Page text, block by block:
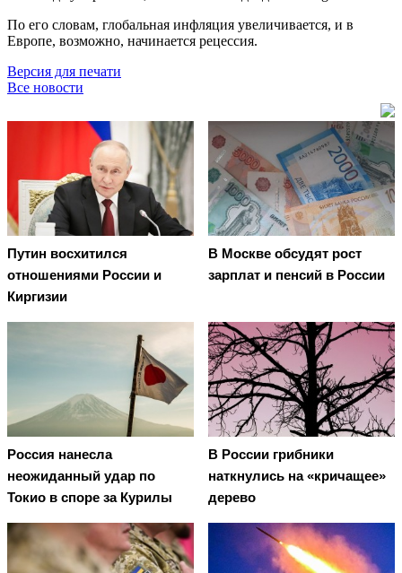
По его словам, глобальная инфляция увеличивается, и в
Европе, возможно, начинается рецессия.
Версия для печати
Все новости
Путин восхитился
отношениями России и
Киргизии
В Москве обсудят рост
зарплат и пенсий в России
Россия нанесла
неожиданный удар по
Токио в споре за Курилы
В России грибники
наткнулись на «кричащее»
дерево